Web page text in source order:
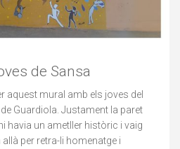
de Sansa
aquest mural amb els joves del
Guardiola. Justament la paret
havia un ametller històric i vaig
per retra-li homenatge i